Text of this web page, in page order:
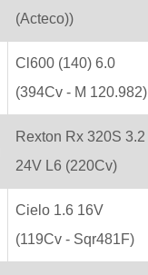
(Acteco))
Cl600 (140) 6.0
(394Cv - M 120.982)
Rexton Rx 320S 3.2
24V L6 (220Cv)
Cielo 1.6 16V
(119Cv - Sqr481F)